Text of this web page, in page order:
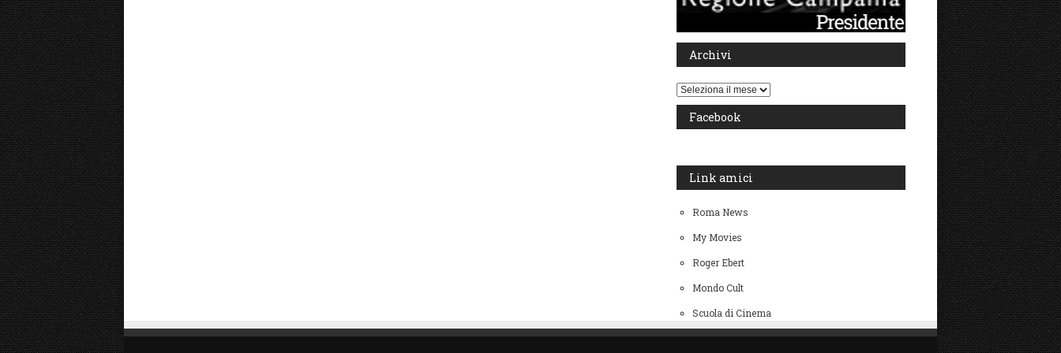
Archivi
Archivi
Facebook
Link amici
Roma News
My Movies
Roger Ebert
Mondo Cult
Scuola di Cinema